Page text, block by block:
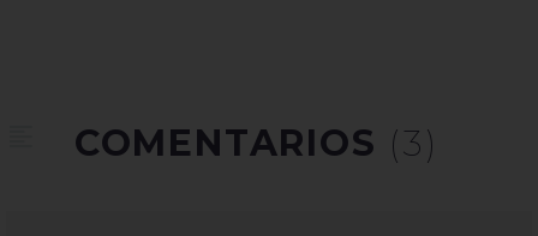
COMENTARIOS (3)